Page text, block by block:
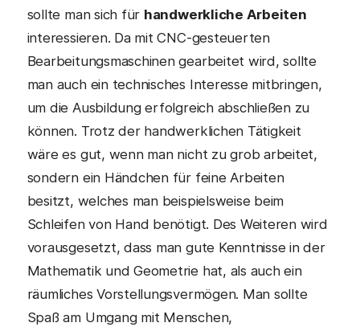
sollte man sich für handwerkliche Arbeiten
interessieren. Da mit CNC-gesteuerten
Bearbeitungsmaschinen gearbeitet wird, sollte
man auch ein technisches Interesse mitbringen,
um die Ausbildung erfolgreich abschließen zu
können. Trotz der handwerklichen Tätigkeit
wäre es gut, wenn man nicht zu grob arbeitet,
sondern ein Händchen für feine Arbeiten
besitzt, welches man beispielsweise beim
Schleifen von Hand benötigt. Des Weiteren wird
vorausgesetzt, dass man gute Kenntnisse in der
Mathematik und Geometrie hat, als auch ein
räumliches Vorstellungsvermögen. Man sollte
Spaß am Umgang mit Menschen,